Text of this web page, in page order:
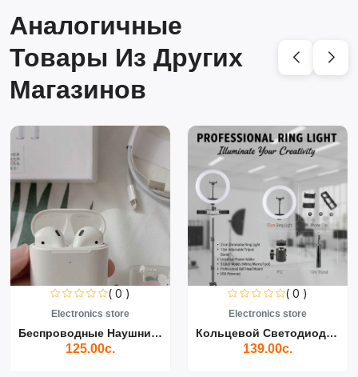
Аналогичные
Товары Из Других
Магазинов
( 0 )
Electronics store
Беспроводные Наушники Air...
125.00с.
( 0 )
Electronics store
Кольцевой Светодиодный Св...
139.00с.